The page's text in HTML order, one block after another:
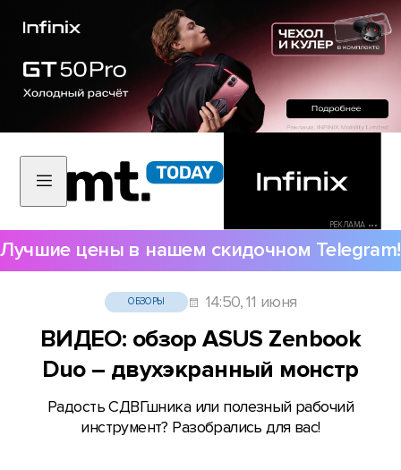
РЕКЛАМА •••
Лучшие цены в нашем скидочном Telegram!
ОБЗОРЫ 14:50, 11 июня
ВИДЕО: обзор ASUS Zenbook
Duo – двухэкранный монстр
Радость СДВГшника или полезный рабочий
инструмент? Разобрались для вас!